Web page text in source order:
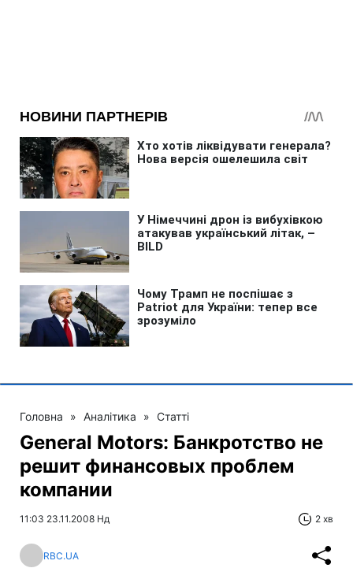
Головна » Аналітика » Статті
General Motors: Банкротство не
решит финансовых проблем
компании
11:03 23.11.2008 Нд 2 хв
RBC.UA